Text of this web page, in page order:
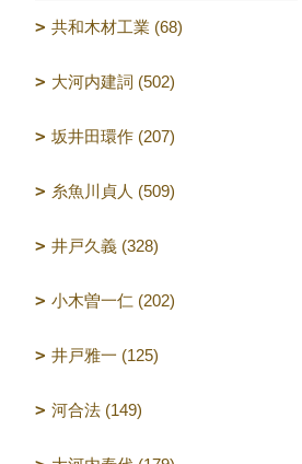
共和木材工業 (68)
大河内建詞 (502)
坂井田環作 (207)
糸魚川貞人 (509)
井戸久義 (328)
小木曽一仁 (202)
井戸雅一 (125)
河合法 (149)